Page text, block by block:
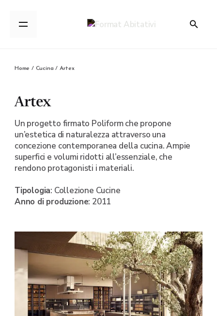
Home / Cucina / Artex
Artex
Un progetto firmato Poliform che propone
un’estetica di naturalezza attraverso una
concezione contemporanea della cucina. Ampie
superfici e volumi ridotti all’essenziale, che
rendono protagonisti i materiali.
Tipologia: Collezione Cucine
Anno di produzione: 2011